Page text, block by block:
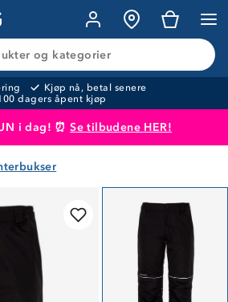
og kategorier
Kjøp nå, betal senere
dagers åpent kjøp
i dag! ⏰Se tilbudene HER!
er lagt i handlekurven